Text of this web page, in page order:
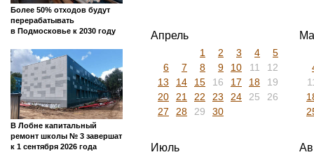
Более 50% отходов будут
перерабатывать
в Подмосковье к 2030 году
В Лобне капитальный
ремонт школы № 3 завершат
к 1 сентября 2026 года
Апрель
1 2 3 4
5
6
7 8 9 10 11
12
13
14 15 16 17 18
19
20
21 22 23 24 25
26
27
28 29 30
Июль